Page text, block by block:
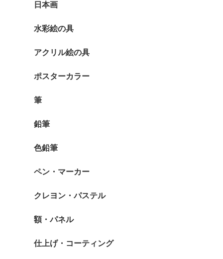
日本画
水彩絵の具
アクリル絵の具
ポスターカラー
筆
鉛筆
色鉛筆
ペン・マーカー
クレヨン・パステル
額・パネル
仕上げ・コーティング